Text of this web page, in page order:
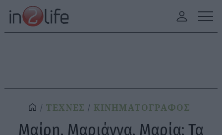
ΤΕΧΝΕΣ ΚΙΝΗΜΑΤΟΓΡΑΦΟΣ
Μαίρη, Μαριάννα, Μαρία: Τα